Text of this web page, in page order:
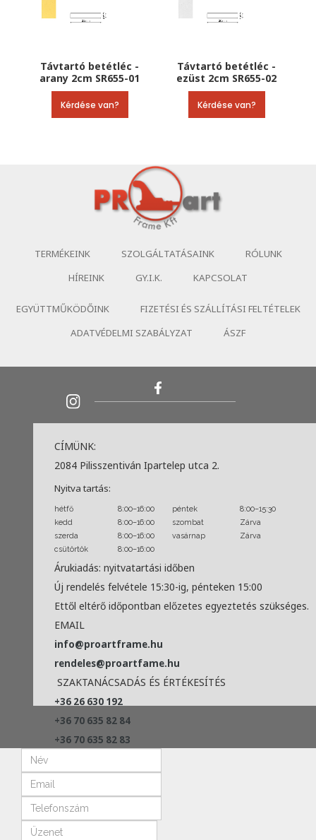
Távtartó betétléc -
arany 2cm SR655-01
Kérdése van?
Távtartó betétléc -
ezüst 2cm SR655-02
Kérdése van?
TERMÉKEINK SZOLGÁLTATÁSAINK
RÓLUNK
HÍREINK
GY.I.K. KAPCSOLAT
EGYÜTTMŰKÖDŐINK
FIZETÉSI ÉS SZÁLLÍTÁSI FELTÉTELEK
ADATVÉDELMI SZABÁLYZAT
ÁSZF
CÍMÜNK:
2084 Pilisszentiván Ipartelep utca 2.
Nyitva tartás:
hétfő 8:00–16:00 péntek
8:00–15:30
kedd
8:00–16:00 szombat
Zárva
szerda
8:00–16:00 vasárnap
Zárva
csütörtök
8:00–16:00
Árukiadás: nyitvatartási időben
Új rendelés felvétele 15:30-ig, pénteken 15:00
Ettől eltérő időpontban előzetes egyeztetés szükséges.
EMAIL
info@proartframe.hu
rendeles@proartfame.hu
SZAKTANÁCSADÁS ÉS ÉRTÉKESÍTÉS
+36 26 630 192
+36 70 635 82 84
+36 70 635 82 83